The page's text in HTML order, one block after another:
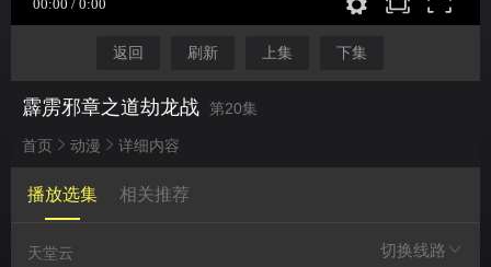
返回 刷新 上集 下集
霹雳邪章之道劫龙战 第20集
首页 动漫 详细内容
播放选集 相关推荐
切换线路
天堂云